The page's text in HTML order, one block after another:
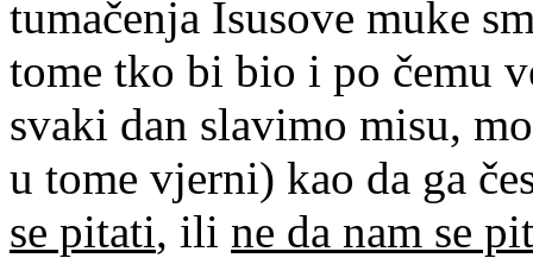
tumačenja Isusove muke
tome tko bi bio i po čemu
svaki dan slavimo misu,
u tome vjerni) kao da ga
se pitati, ili ne da nam se